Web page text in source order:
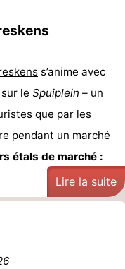
s’anime avec
le Spuiplein – un
que par les
pendant un marché
étals de marché :
Lire la suite